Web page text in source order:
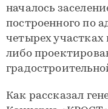
началось
построенного по
четырех участках
либо
Как рассказал